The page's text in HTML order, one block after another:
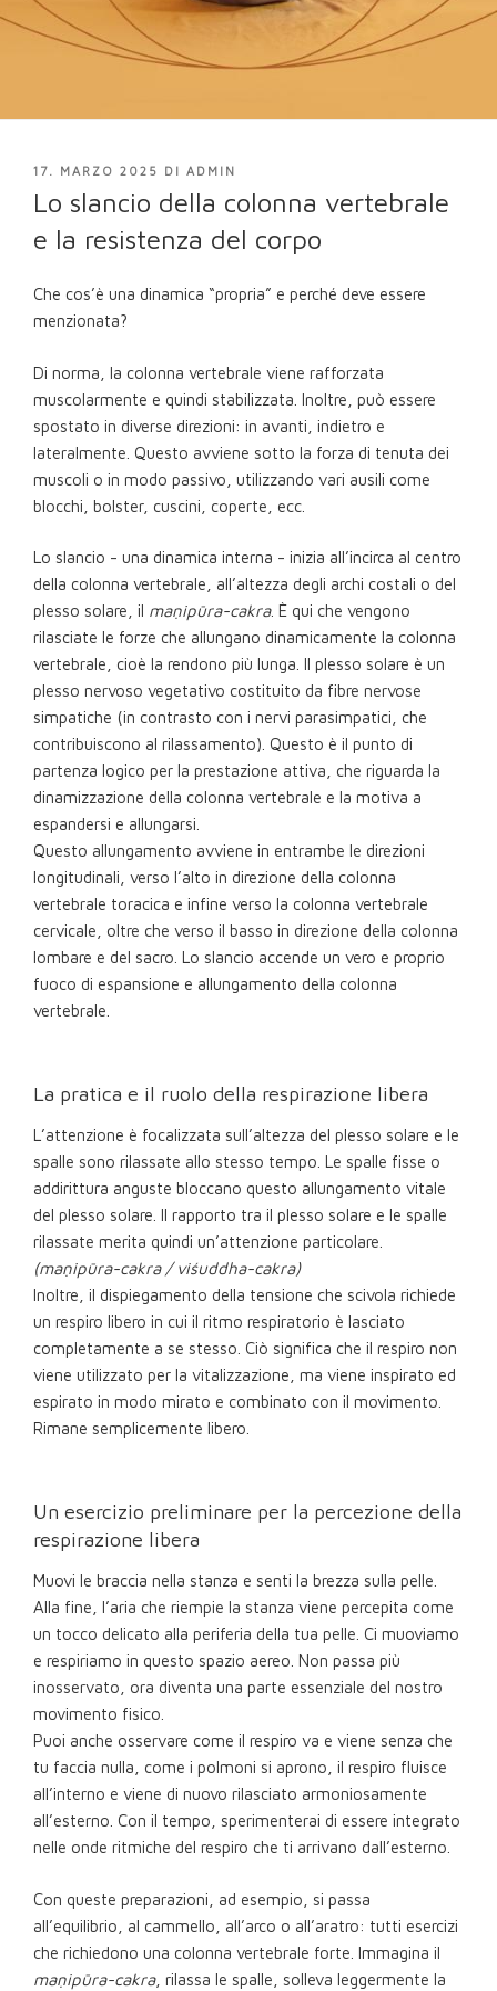
PUBBLICATO
17. MARZO 2025 DI ADMIN
Lo slancio della colonna vertebrale
e la resistenza del corpo
Che cos’è una dinamica “propria” e perché deve essere
menzionata?
Di norma, la colonna vertebrale viene rafforzata
muscolarmente e quindi stabilizzata. Inoltre, può essere
spostato in diverse direzioni: in avanti, indietro e
lateralmente. Questo avviene sotto la forza di tenuta dei
muscoli o in modo passivo, utilizzando vari ausili come
blocchi, bolster, cuscini, coperte, ecc.
Lo slancio - una dinamica interna - inizia all’incirca al centro
della colonna vertebrale, all’altezza degli archi costali o del
plesso solare, il maṇipūra-cakra. È qui che vengono
rilasciate le forze che allungano dinamicamente la colonna
vertebrale, cioè la rendono più lunga. Il plesso solare è un
plesso nervoso vegetativo costituito da fibre nervose
simpatiche (in contrasto con i nervi parasimpatici, che
contribuiscono al rilassamento). Questo è il punto di
partenza logico per la prestazione attiva, che riguarda la
dinamizzazione della colonna vertebrale e la motiva a
espandersi e allungarsi.
Questo allungamento avviene in entrambe le direzioni
longitudinali, verso l’alto in direzione della colonna
vertebrale toracica e infine verso la colonna vertebrale
cervicale, oltre che verso il basso in direzione della colonna
lombare e del sacro. Lo slancio accende un vero e proprio
fuoco di espansione e allungamento della colonna
vertebrale.
La pratica e il ruolo della respirazione libera
L’attenzione è focalizzata sull’altezza del plesso solare e le
spalle sono rilassate allo stesso tempo. Le spalle fisse o
addirittura anguste bloccano questo allungamento vitale
del plesso solare. Il rapporto tra il plesso solare e le spalle
rilassate merita quindi un’attenzione particolare.
(maṇipūra-cakra / viśuddha-cakra)
Inoltre, il dispiegamento della tensione che scivola richiede
un respiro libero in cui il ritmo respiratorio è lasciato
completamente a se stesso. Ciò significa che il respiro non
viene utilizzato per la vitalizzazione, ma viene inspirato ed
espirato in modo mirato e combinato con il movimento.
Rimane semplicemente libero.
Un esercizio preliminare per la percezione della
respirazione libera
Muovi le braccia nella stanza e senti la brezza sulla pelle.
Alla fine, l’aria che riempie la stanza viene percepita come
un tocco delicato alla periferia della tua pelle. Ci muoviamo
e respiriamo in questo spazio aereo. Non passa più
inosservato, ora diventa una parte essenziale del nostro
movimento fisico.
Puoi anche osservare come il respiro va e viene senza che
tu faccia nulla, come i polmoni si aprono, il respiro fluisce
all’interno e viene di nuovo rilasciato armoniosamente
all’esterno. Con il tempo, sperimenterai di essere integrato
nelle onde ritmiche del respiro che ti arrivano dall’esterno.
Con queste preparazioni, ad esempio, si passa
all’equilibrio, al cammello, all’arco o all’aratro: tutti esercizi
che richiedono una colonna vertebrale forte. Immagina il
maṇipūra-cakra, rilassa le spalle, solleva leggermente la